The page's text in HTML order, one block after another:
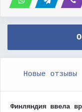
Новые отзывы
Финляндия ввела